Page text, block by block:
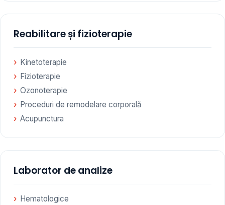
Reabilitare și fizioterapie
Kinetoterapie
Fizioterapie
Ozonoterapie
Proceduri de remodelare corporală
Acupunctura
Laborator de analize
Hematologice